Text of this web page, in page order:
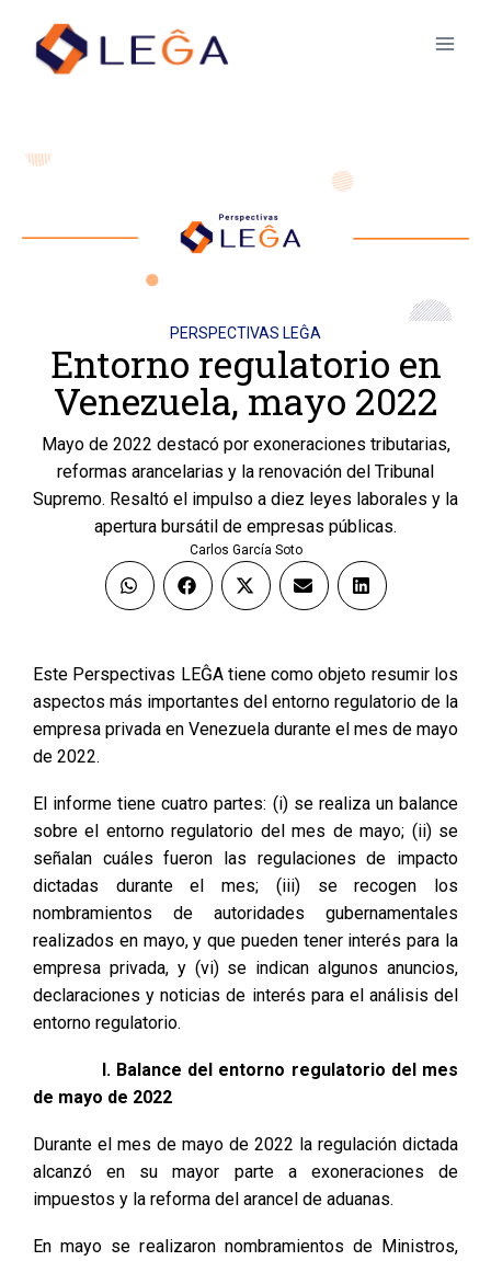
PERSPECTIVAS LEĜA
Entorno regulatorio en
Venezuela, mayo 2022
Mayo de 2022 destacó por exoneraciones tributarias,
reformas arancelarias y la renovación del Tribunal
Supremo. Resaltó el impulso a diez leyes laborales y la
apertura bursátil de empresas públicas.
Carlos García Soto
Este Perspectivas LEĜA tiene como objeto resumir los
aspectos más importantes del entorno regulatorio de la
empresa privada en Venezuela durante el mes de mayo
de 2022.
El informe tiene cuatro partes: (i) se realiza un balance
sobre el entorno regulatorio del mes de mayo; (ii) se
señalan cuáles fueron las regulaciones de impacto
dictadas durante el mes; (iii) se recogen los
nombramientos de autoridades gubernamentales
realizados en mayo, y que pueden tener interés para la
empresa privada, y (vi) se indican algunos anuncios,
declaraciones y noticias de interés para el análisis del
entorno regulatorio.
I. Balance del entorno regulatorio del mes
de mayo de 2022
Durante el mes de mayo de 2022 la regulación dictada
alcanzó en su mayor parte a exoneraciones de
impuestos y la reforma del arancel de aduanas.
En mayo se realizaron nombramientos de Ministros,